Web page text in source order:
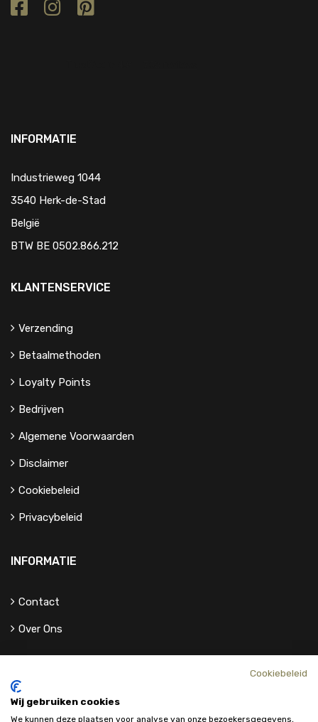
INFORMATIE
Industrieweg 1044
3540 Herk-de-Stad
België
BTW BE 0502.866.212
KLANTENSERVICE
Verzending
Betaalmethoden
Loyalty Points
Bedrijven
Algemene Voorwaarden
Disclaimer
Cookiebeleid
Privacybeleid
INFORMATIE
Contact
Over Ons
Cookiebeleid
Wij gebruiken cookies
We kunnen deze plaatsen voor analyse van onze bezoekersgegevens,